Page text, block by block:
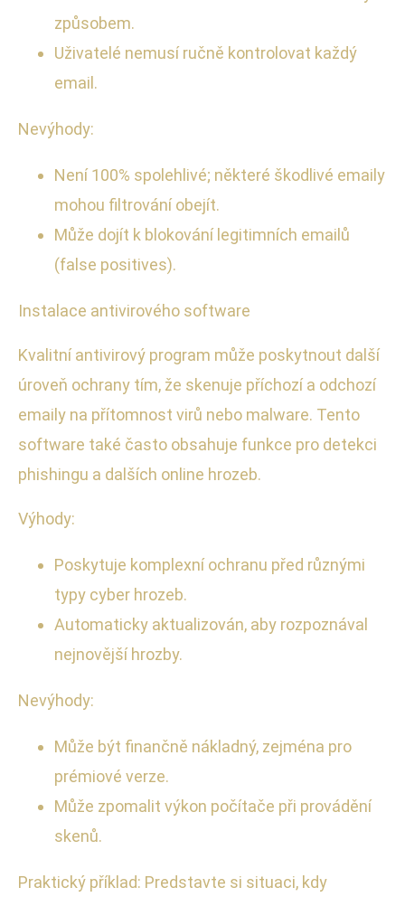
způsobem.
Uživatelé nemusí ručně kontrolovat každý
email.
Nevýhody:
Není 100% spolehlivé; některé škodlivé emaily
mohou filtrování obejít.
Může dojít k blokování legitimních emailů
(false positives).
Instalace antivirového software
Kvalitní antivirový program může poskytnout další
úroveň ochrany tím, že skenuje příchozí a odchozí
emaily na přítomnost virů nebo malware. Tento
software také často obsahuje funkce pro detekci
phishingu a dalších online hrozeb.
Výhody:
Poskytuje komplexní ochranu před různými
typy cyber hrozeb.
Automaticky aktualizován, aby rozpoznával
nejnovější hrozby.
Nevýhody:
Může být finančně nákladný, zejména pro
prémiové verze.
Může zpomalit výkon počítače při provádění
skenů.
Praktický příklad: Predstavte si situaci, kdy